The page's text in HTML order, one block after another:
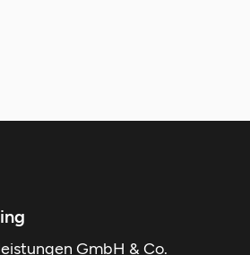
GmbH & Co.